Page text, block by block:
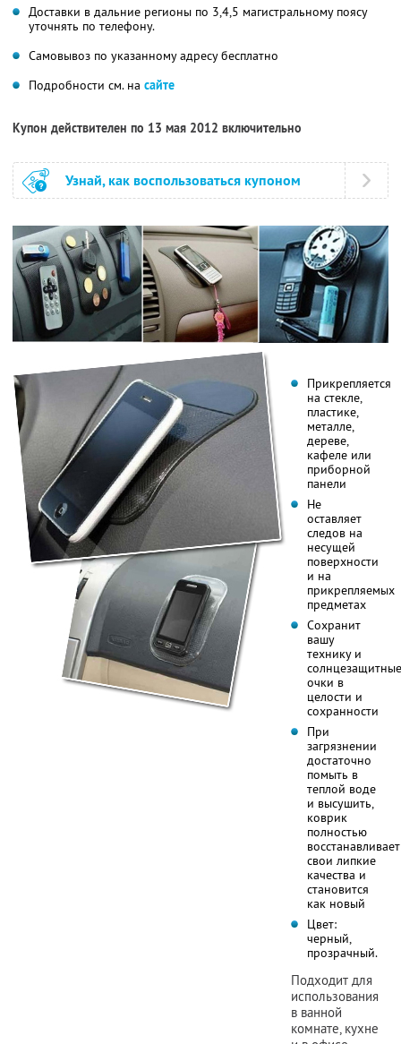
Доставки в дальние регионы по 3,4,5 магистральному поясу
уточнять по телефону.
Самовывоз по указанному адресу бесплатно
Подробности см. на сайте
Купон действителен по 13 мая 2012 включительно
Узнай, как воспользоваться купоном
Прикрепляется
на стекле,
пластике,
металле,
дереве,
кафеле или
приборной
панели
Не
оставляет
следов на
несущей
поверхности
и на
прикрепляемых
предметах
Сохранит
вашу
технику и
солнцезащитные
очки в
целости и
сохранности
При
загрязнении
достаточно
помыть в
теплой воде
и высушить,
коврик
полностью
восстанавливает
свои липкие
качества и
становится
как новый
Цвет:
черный,
прозрачный.
Подходит для
использования
в ванной
комнате, кухне